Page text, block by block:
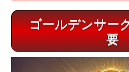
ゴールデンサー
要